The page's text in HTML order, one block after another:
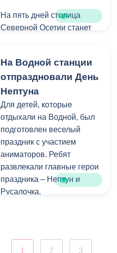
которого он оформлен.
Владикавказа обещала,
что льгота сохранится и
будет предоставляться в
рамках нового
нормативного порядка.
Изменения были связаны
с тем, что в начале 2026
года полномочия по
организации
пассажирских перевозок
перешли в
На пять дней столица
Северной Осетии станет
богатейшее культурное
наследие нашей великой
России.
На Водной станции
отпраздновали День
Нептуна
Для детей, которые
отдыхали на Водной, был
подготовлен веселый
праздник с участием
аниматоров. Ребят
развлекали главные герои
праздника – Нептун и
Русалочка.
Цгоев, празднование Дня
1 2 3